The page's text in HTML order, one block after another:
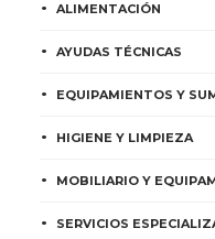
ALIMENTACIÓN
AYUDAS TÉCNICAS
EQUIPAMIENTOS Y
HIGIENE Y LIMPIEZA
MOBILIARIO Y
SERVICIOS